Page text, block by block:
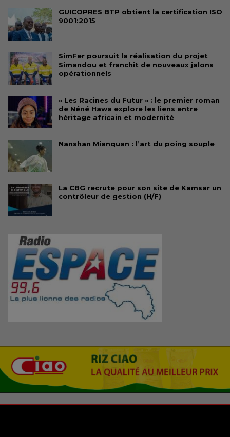
GUICOPRES BTP obtient la certification ISO
9001:2015
SimFer poursuit la réalisation du projet
Simandou et franchit de nouveaux jalons
opérationnels
« Les Racines du Futur » : le premier roman
de Néné Hawa explore les liens entre
héritage africain et modernité
Nanshan Mianquan : l’art du poing souple
La CBG recrute pour son site de Kamsar un
contrôleur de gestion (H/F)